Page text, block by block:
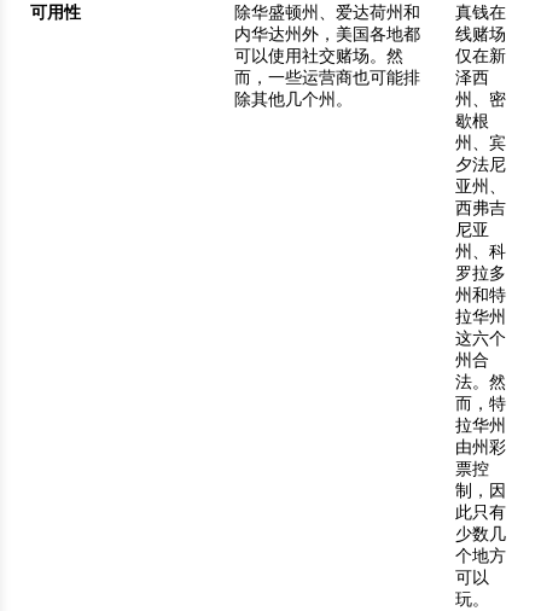
可用性
除华盛顿州、爱达荷州和
内华达州外，美国各地都
可以使用社交赌场。然
而，一些运营商也可能排
除其他几个州。
真钱在
线赌场
仅在新
泽西
州、密
歇根
州、宾
夕法尼
亚州、
西弗吉
尼亚
州、科
罗拉多
州和特
拉华州
这六个
州合
法。然
而，特
拉华州
由州彩
票控
制，因
此只有
少数几
个地方
可以
玩。